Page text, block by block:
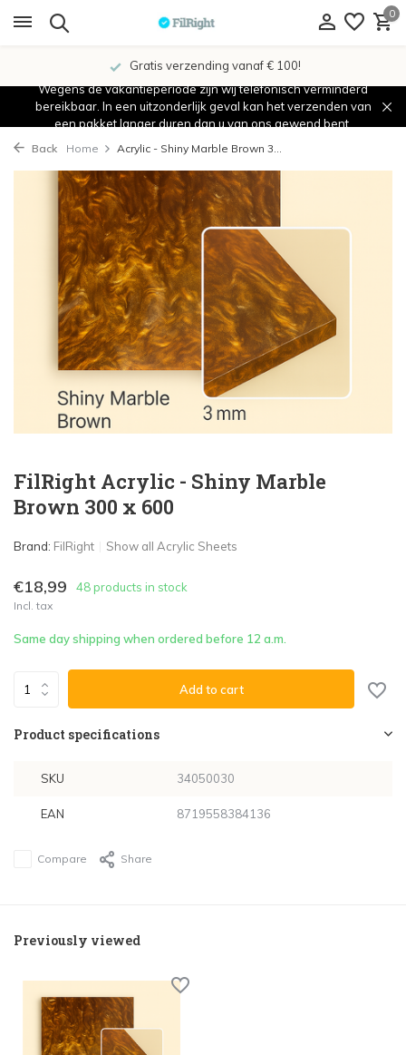
0
Gratis verzending vanaf € 100!
Wegens de vakantieperiode zijn wij telefonisch verminderd
bereikbaar. In een uitzonderlijk geval kan het verzenden van
een pakket langer duren dan u van ons gewend bent.
Back Home Acrylic - Shiny Marble Brown 3...
FilRight Acrylic - Shiny Marble
Brown 300 x 600
Brand: FilRight Show all Acrylic Sheets
€18,99 48 products in stock
Incl. tax
Same day shipping when ordered before 12 a.m.
Add to cart
Product specifications
SKU 34050030
EAN 8719558384136
Compare Share
Previously viewed